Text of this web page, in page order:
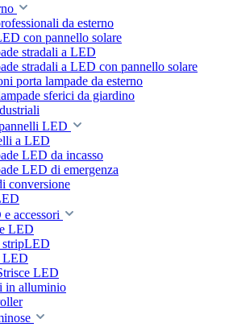
da esterno
con pannello solare
stradali a LED
stradali a LED con pannello solare
porta lampade da esterno
sferici da giardino
LED
a LED
LED da incasso
LED di emergenza
conversione
accessori
LED
stripLED
LED
LED
in alluminio